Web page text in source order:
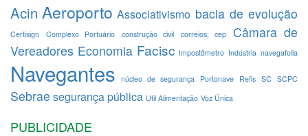
Acin Aeroporto Associativismo bacia de evolução
Certisign Complexo Portuário construção civil correios; cep
Câmara de
Vereadores Economia Facisc Impostômetro Indústria navegafolia
Navegantes núcleo de segurança Portonave Refis SC SCPC
Sebrae segurança pública Util Alimentação Voz Única
PUBLICIDADE